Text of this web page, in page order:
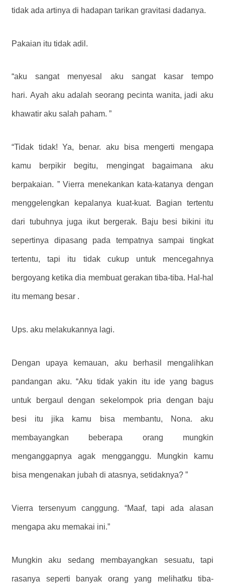
tidak ada artinya di hadapan tarikan gravitasi dadanya.
Pakaian itu tidak adil.
“aku sangat menyesal aku sangat kasar tempo
hari. Ayah aku adalah seorang pecinta wanita, jadi aku
khawatir aku salah paham. ”
“Tidak tidak! Ya, benar. aku bisa mengerti mengapa
kamu berpikir begitu, mengingat bagaimana aku
berpakaian. ” Vierra menekankan kata-katanya dengan
menggelengkan kepalanya kuat-kuat. Bagian tertentu
dari tubuhnya juga ikut bergerak. Baju besi bikini itu
sepertinya dipasang pada tempatnya sampai tingkat
tertentu, tapi itu tidak cukup untuk mencegahnya
bergoyang ketika dia membuat gerakan tiba-tiba. Hal-hal
itu memang besar .
Ups. aku melakukannya lagi.
Dengan upaya kemauan, aku berhasil mengalihkan
pandangan aku. “Aku tidak yakin itu ide yang bagus
untuk bergaul dengan sekelompok pria dengan baju
besi itu jika kamu bisa membantu, Nona. aku
membayangkan beberapa orang mungkin
menganggapnya agak mengganggu. Mungkin kamu
bisa mengenakan jubah di atasnya, setidaknya? ”
Vierra tersenyum canggung. “Maaf, tapi ada alasan
mengapa aku memakai ini.”
Mungkin aku sedang membayangkan sesuatu, tapi
rasanya seperti banyak orang yang melihatku tiba-